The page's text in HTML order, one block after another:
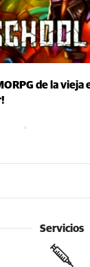
de la vieja
Servicios